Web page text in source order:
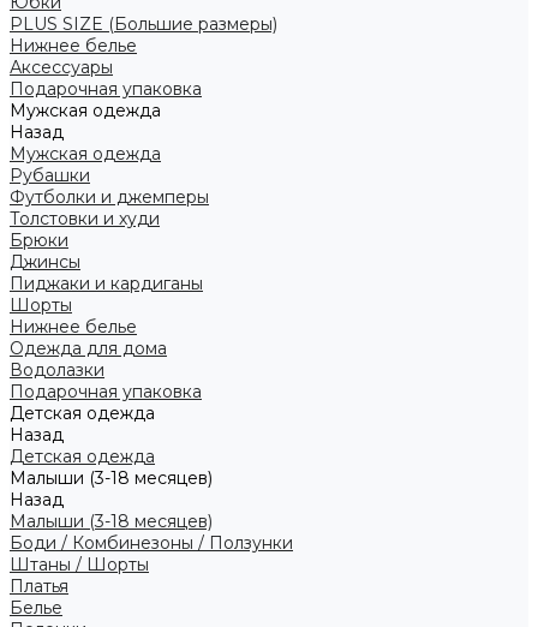
PLUS SIZE (Большие размеры)
Нижнее белье
Аксессуары
Подарочная упаковка
Мужская одежда
Назад
Мужская одежда
Рубашки
Футболки и джемперы
Толстовки и худи
Брюки
Джинсы
Пиджаки и кардиганы
Шорты
Нижнее белье
Одежда для дома
Водолазки
Подарочная упаковка
Детская одежда
Назад
Детская одежда
Малыши (3-18 месяцев)
Назад
Малыши (3-18 месяцев)
Боди / Комбинезоны / Ползунки
Штаны / Шорты
Платья
Белье